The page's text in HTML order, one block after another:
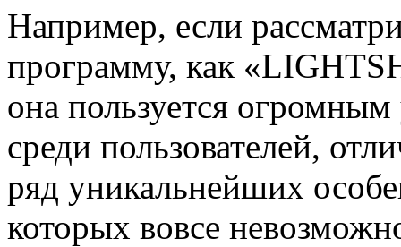
Например, если
программу, как
она пользуется
среди пользователей,
ряд уникальнейших
которых вовсе